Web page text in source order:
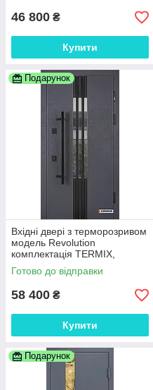
46 800 ₴
Купити
Подарунок
Вхідні двері з терморозривом
модель Revolution
комплектація TERMIX,
ABWEHR
Готово до відправки
58 400 ₴
Купити
Подарунок